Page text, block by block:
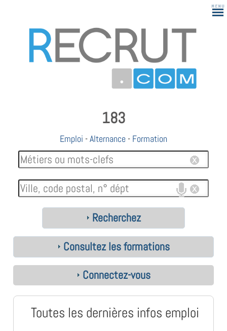
183
Emploi -Alternance - Formation
Recherchez
Consultez les formations
Connectez-vous
Toutes les dernières infos emploi